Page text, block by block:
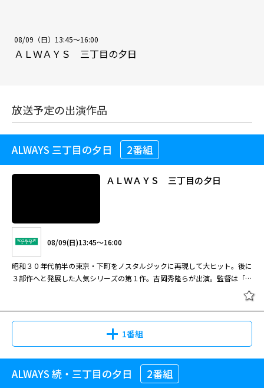
08/09（日）13:45～16:00
ＡＬＷＡＹＳ 三丁目の夕日
放送予定の出演作品
ALWAYS 三丁目の夕日 2番組
ＡＬＷＡＹＳ 三丁目の夕日
08/09(日)13:45～16:00
昭和３０年代前半の東京・下町をノスタルジックに再現して大ヒット。後に
３部作へと発展した人気シリーズの第１作。吉岡秀隆らが出演。監督は「ゴ
1番組
ＡＬＷＡＹＳ 三丁目の夕日
ALWAYS 続・三丁目の夕日 2番組